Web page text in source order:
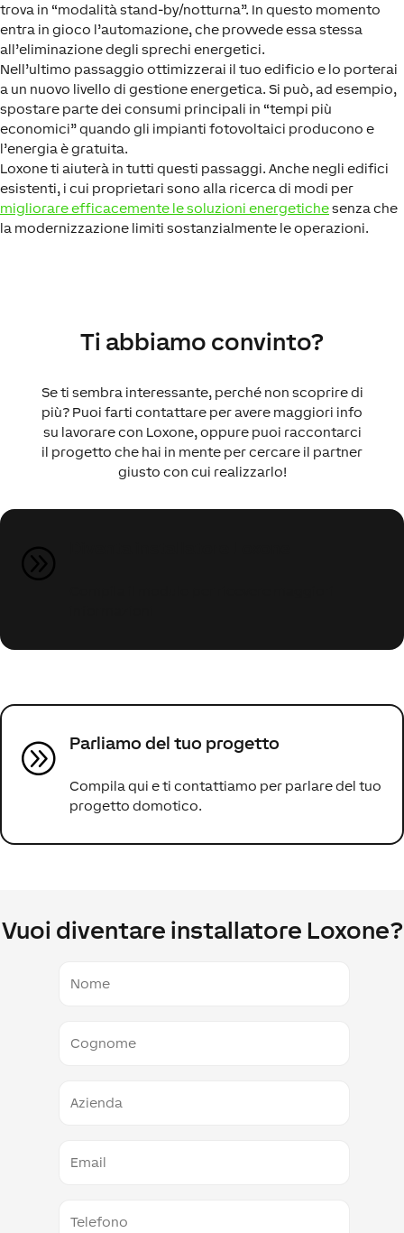
trova in “modalità stand-by/notturna”. In questo momento
entra in gioco l’automazione, che provvede essa stessa
all’eliminazione degli sprechi energetici.
Nell’ultimo passaggio ottimizzerai il tuo edificio e lo porterai
a un nuovo livello di gestione energetica. Si può, ad esempio,
spostare parte dei consumi principali in “tempi più
economici” quando gli impianti fotovoltaici producono e
l’energia è gratuita.
Loxone ti aiuterà in tutti questi passaggi. Anche negli edifici
esistenti, i cui proprietari sono alla ricerca di modi per
migliorare efficacemente le soluzioni energetichesenza che
la modernizzazione limiti sostanzialmente le operazioni.
Ti abbiamo convinto?
Se ti sembra interessante, perché non scoprire di
più? Puoi farti contattare per avere maggiori info
su lavorare con Loxone, oppure puoi raccontarci
il progetto che hai in mente per cercare il partner
giusto con cui realizzarlo!
A Parliamo del tuo progetto
Compila qui e ti contattiamo per parlare del tuo
progetto domotico.
Vuoi diventare installatore Loxone?
Mail